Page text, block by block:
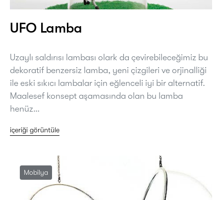
UFO Lamba
Uzaylı saldırısı lambası olark da çevirebileceğimiz bu
dekoratif benzersiz lamba, yeni çizgileri ve orjinalliği
ile eski sıkıcı lambalar için eğlenceli iyi bir alternatif.
Maalesef konsept aşamasında olan bu lamba
henüz…
içeriği görüntüle
Mobilya